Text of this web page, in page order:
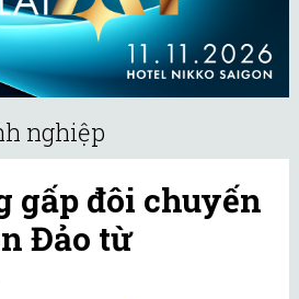
nghiệp
gấp đôi chuyến
Đảo từ